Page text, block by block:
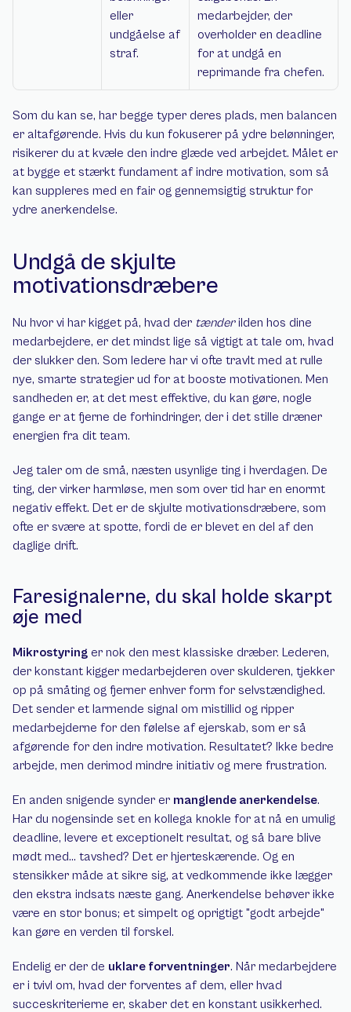
eller
undgåelse af
straf.
medarbejder, der
overholder en deadline
for at undgå en
reprimande fra chefen.
Som du kan se, har begge typer deres plads, men balancen
er altafgørende. Hvis du kun fokuserer på ydre belønninger,
risikerer du at kvæle den indre glæde ved arbejdet. Målet er
at bygge et stærkt fundament af indre motivation, som så
kan suppleres med en fair og gennemsigtig struktur for
ydre anerkendelse.
Undgå de skjulte
motivationsdræbere
Nu hvor vi har kigget på, hvad der tænder ilden hos dine
medarbejdere, er det mindst lige så vigtigt at tale om, hvad
der slukker den. Som ledere har vi ofte travlt med at rulle
nye, smarte strategier ud for at booste motivationen. Men
sandheden er, at det mest effektive, du kan gøre, nogle
gange er at fjerne de forhindringer, der i det stille dræner
energien fra dit team.
Jeg taler om de små, næsten usynlige ting i hverdagen. De
ting, der virker harmløse, men som over tid har en enormt
negativ effekt. Det er de skjulte motivationsdræbere, som
ofte er svære at spotte, fordi de er blevet en del af den
daglige drift.
Faresignalerne, du skal holde skarpt
øje med
Mikrostyring er nok den mest klassiske dræber. Lederen,
der konstant kigger medarbejderen over skulderen, tjekker
op på småting og fjerner enhver form for selvstændighed.
Det sender et larmende signal om mistillid og ripper
medarbejderne for den følelse af ejerskab, som er så
afgørende for den indre motivation. Resultatet? Ikke bedre
arbejde, men derimod mindre initiativ og mere frustration.
En anden snigende synder er manglende anerkendelse.
Har du nogensinde set en kollega knokle for at nå en umulig
deadline, levere et exceptionelt resultat, og så bare blive
mødt med… tavshed? Det er hjerteskærende. Og en
stensikker måde at sikre sig, at vedkommende ikke lægger
den ekstra indsats næste gang. Anerkendelse behøver ikke
være en stor bonus; et simpelt og oprigtigt "godt arbejde"
kan gøre en verden til forskel.
Endelig er der de uklare forventninger. Når medarbejdere
er i tvivl om, hvad der forventes af dem, eller hvad
succeskriterierne er, skaber det en konstant usikkerhed.